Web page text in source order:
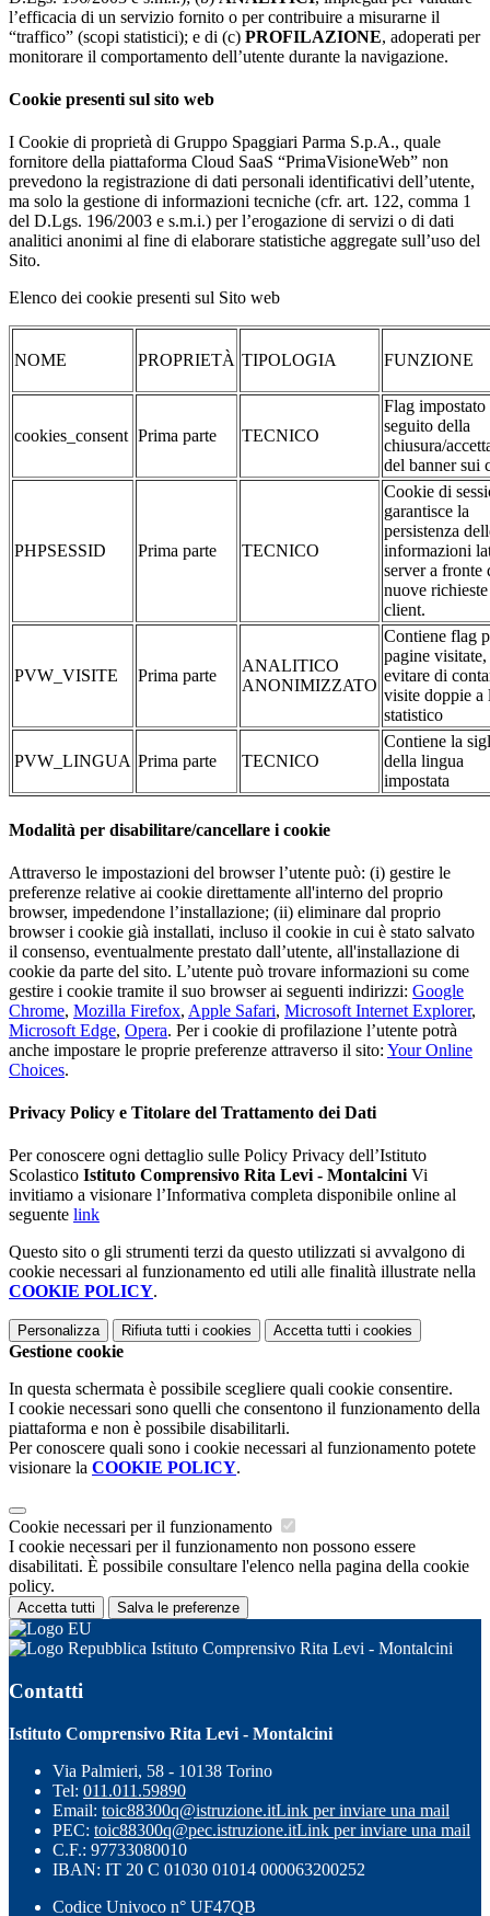
l’efficacia di un servizio fornito o per contribuire a misurarne il
“traffico” (scopi statistici); e di (c) PROFILAZIONE, adoperati per
monitorare il comportamento dell’utente durante la navigazione.
Cookie presenti sul sito web
I Cookie di proprietà di Gruppo Spaggiari Parma S.p.A., quale
fornitore della piattaforma Cloud SaaS “PrimaVisioneWeb” non
prevedono la registrazione di dati personali identificativi dell’utente,
ma solo la gestione di informazioni tecniche (cfr. art. 122, comma 1
del D.Lgs. 196/2003 e s.m.i.) per l’erogazione di servizi o di dati
analitici anonimi al fine di elaborare statistiche aggregate sull’uso del
Sito.
Elenco dei cookie presenti sul Sito web
NOME PROPRIETÀ TIPOLOGIA FUNZIONE
cookies_consent Prima parte TECNICO
Flag impostato
seguito della
chiusura/
del banner sui
PHPSESSID Prima parte TECNICO
Cookie di
garantisce la
persistenza
informazioni
server a fronte
nuove
client.
PVW_VISITE Prima parte
ANALITICO
ANONIMIZZATO
Contiene flag
pagine visitate,
evitare di
visite doppie a
statistico
PVW_LINGUA Prima parte TECNICO
Contiene la
della lingua
impostata
Modalità per disabilitare/cancellare i cookie
Attraverso le impostazioni del browser l’utente può: (i) gestire le
preferenze relative ai cookie direttamente all'interno del proprio
browser, impedendone l’installazione; (ii) eliminare dal proprio
browser i cookie già installati, incluso il cookie in cui è stato salvato
il consenso, eventualmente prestato dall’utente, all'installazione di
cookie da parte del sito. L’utente può trovare informazioni su come
gestire i cookie tramite il suo browser ai seguenti indirizzi: Google
Chrome, Mozilla Firefox, Apple Safari, Microsoft Internet Explorer,
Microsoft Edge, Opera. Per i cookie di profilazione l’utente potrà
anche impostare le proprie preferenze attraverso il sito: Your Online
Choices.
Privacy Policy e Titolare del Trattamento dei Dati
Per conoscere ogni dettaglio sulle Policy Privacy dell’Istituto
Scolastico Istituto Comprensivo Rita Levi - MontalciniVi
invitiamo a visionare l’Informativa completa disponibile online al
seguente link
Questo sito o gli strumenti terzi da questo utilizzati si avvalgono di
cookie necessari al funzionamento ed utili alle finalità illustrate nella
COOKIE POLICY.
Personalizza Rifiuta tutti i cookies Accetta tutti i cookies
Gestione cookie
In questa schermata è possibile scegliere quali cookie consentire.
I cookie necessari sono quelli che consentono il funzionamento della
piattaforma e non è possibile disabilitarli.
Per conoscere quali sono i cookie necessari al funzionamento potete
visionare la COOKIE POLICY.
Cookie necessari per il funzionamento
I cookie necessari per il funzionamento non possono essere
disabilitati. È possibile consultare l'elenco nella pagina della cookie
policy.
Accetta tutti Salva le preferenze
Istituto Comprensivo Rita Levi - Montalcini
Contatti
Istituto Comprensivo Rita Levi - Montalcini
Via Palmieri, 58 - 10138 Torino
Tel: 011.011.59890
Email: toic88300q@istruzione.itLink per inviare una mail
PEC: toic88300q@pec.istruzione.itLink per inviare una mail
C.F.: 97733080010
IBAN: IT 20 C 01030 01014 000063200252
Codice Univoco n° UF47QB